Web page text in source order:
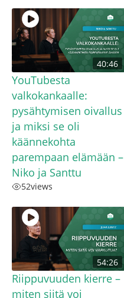
40:46
YouTubesta
valkokankaalle:
pysähtymisen oivallus
ja miksi se oli
käännekohta
parempaan elämään –
Niko ja Santtu
52views
54:26
Riippuvuuden kierre –
miten siitä voi